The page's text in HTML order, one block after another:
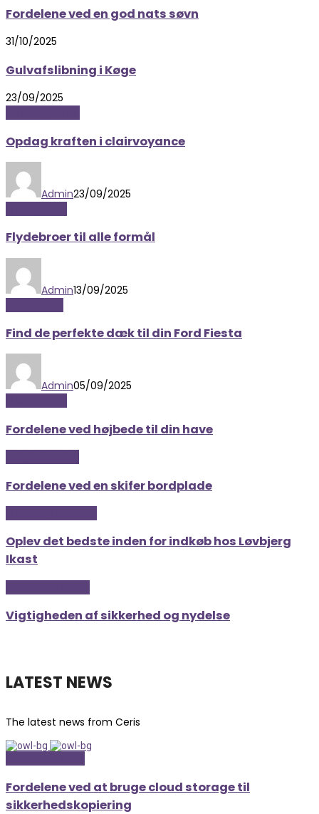
Fordelene ved en god nats søvn
31/10/2025
Gulvafslibning i Køge
23/09/2025
Opdag kraften i clairvoyance
Admin23/09/2025
Flydebroer til alle formål
Admin13/09/2025
Find de perfekte dæk til din Ford Fiesta
Admin05/09/2025
Fordelene ved højbede til din have
Fordelene ved en skifer bordplade
Oplev det bedste inden for indkøb hos Løvbjerg
Ikast
Vigtigheden af sikkerhed og nydelse
LATEST NEWS
The latest news from Ceris
Fordelene ved at bruge cloud storage til
sikkerhedskopiering